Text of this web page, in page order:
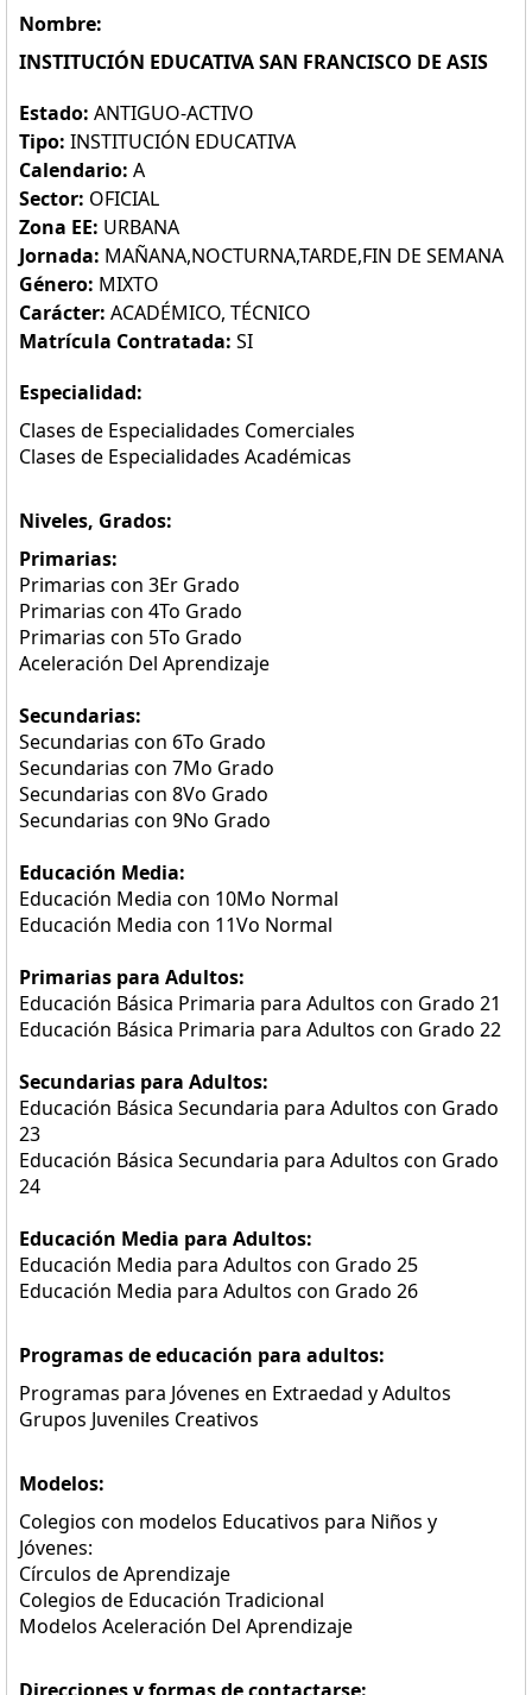
Nombre:
INSTITUCIÓN EDUCATIVA SAN FRANCISCO DE ASIS
Estado: ANTIGUO-ACTIVO
Tipo: INSTITUCIÓN EDUCATIVA
Calendario: A
Sector: OFICIAL
Zona EE: URBANA
Jornada: MAÑANA,NOCTURNA,TARDE,FIN DE SEMANA
Género: MIXTO
Carácter: ACADÉMICO, TÉCNICO
Matrícula Contratada: SI
Especialidad:
Clases de Especialidades Comerciales
Clases de Especialidades Académicas
Niveles, Grados:
Primarias:
Primarias con 3Er Grado
Primarias con 4To Grado
Primarias con 5To Grado
Aceleración Del Aprendizaje
Secundarias:
Secundarias con 6To Grado
Secundarias con 7Mo Grado
Secundarias con 8Vo Grado
Secundarias con 9No Grado
Educación Media:
Educación Media con 10Mo Normal
Educación Media con 11Vo Normal
Primarias para Adultos:
Educación Básica Primaria para Adultos con Grado 21
Educación Básica Primaria para Adultos con Grado 22
Secundarias para Adultos:
Educación Básica Secundaria para Adultos con Grado
23
Educación Básica Secundaria para Adultos con Grado
24
Educación Media para Adultos:
Educación Media para Adultos con Grado 25
Educación Media para Adultos con Grado 26
Programas de educación para adultos:
Programas para Jóvenes en Extraedad y Adultos
Grupos Juveniles Creativos
Modelos:
Colegios con modelos Educativos para Niños y
Jóvenes:
Círculos de Aprendizaje
Colegios de Educación Tradicional
Modelos Aceleración Del Aprendizaje